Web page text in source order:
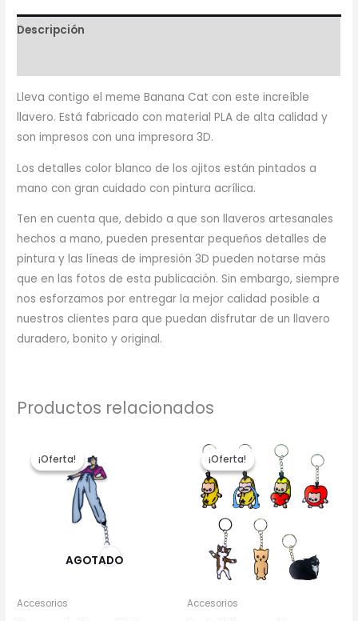
Descripción
Lleva contigo el meme Banana Cat con este increíble
llavero. Está fabricado con material PLA de alta calidad y
son impresos con una impresora 3D.
Los detalles color blanco de los ojitos están pintados a
mano con gran cuidado con pintura acrílica.
Ten en cuenta que, debido a que son llaveros artesanales
hechos a mano, pueden presentar pequeños detalles de
pintura y las líneas de impresión 3D pueden notarse más
que en las fotos de esta publicación. Sin embargo, siempre
nos esforzamos por entregar la mejor calidad posible a
nuestros clientes para que puedan disfrutar de un llavero
duradero, bonito y original.
Productos relacionados
¡Oferta!
AGOTADO
¡Oferta!
Accesorios
precio
original
era:
$119.00.
precio
actual
es:
$99.00.
¡Oferta!
¡Oferta!
Accesorios
precio
original
era:
$599.00.
precio
actual
es:
$299.00.